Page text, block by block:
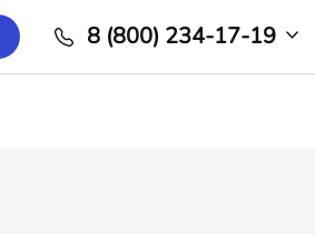
8 (800) 234-17-19